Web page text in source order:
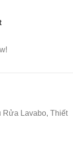
Rửa Lavabo, Thiết